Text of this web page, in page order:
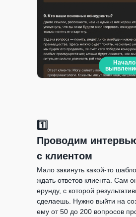
1️⃣
Проводим
с клиентом
Мало закинуть какой-то
ждать ответов клиента. Сам
ерунду, с которой
сделаешь. Нужно выйти на
ему от 50 до 200 вопросов